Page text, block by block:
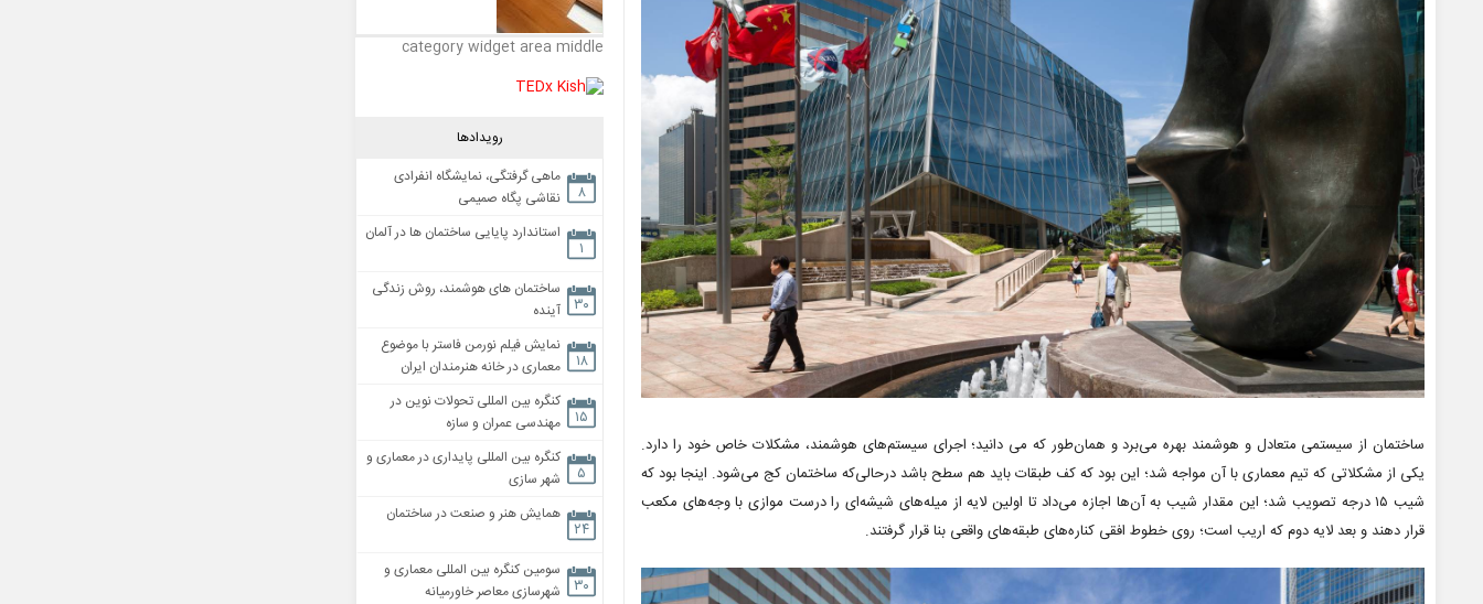
ساختمان از سیستمی متعادل و هوشمند بهره می‌برد و همان‌طور که می دانید؛ اجرای سیستم‌های هوشمند، مشکلات خاص خود را دارد.
یکی از مشکلاتی که تیم معماری با آن مواجه شد؛ این بود که کف طبقات باید هم سطح باشد درحالی‌که ساختمان کج می‌شود. اینجا بود که
شیب ۱۵ درجه تصویب شد؛ این مقدار شیب به آن‌ها اجازه می‌داد تا اولین لایه از میله‌های شیشه‌ای را درست موازی با وجه‌های مکعب
قرار دهند و بعد لایه دوم که اریب است؛ روی خطوط افقی کناره‌های طبقه‌های واقعی بنا قرار گرفتند.
category widget area middle
رویدادها
۸
ماهی گرفتگی، نمایشگاه انفرادی
نقاشی پگاه صمیمی
۱
استاندارد پایایی ساختمان ها در آلمان
۳۰
ساختمان های هوشمند، روش زندگی
آینده
۱۸
نمایش فیلم نورمن فاستر با موضوع
معماری در خانه هنرمندان ایران
۱۵
کنگره بین المللی تحولات نوین در
مهندسی عمران و سازه
۵
کنگره بین المللی پایداری در معماری و
شهر سازی
۲۴
همایش هنر و صنعت در ساختمان
۳۰
سومین کنگره بین المللی معماری و
شهرسازی معاصر خاورمیانه